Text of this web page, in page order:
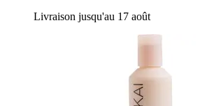
Livraison jusqu'au 17 août